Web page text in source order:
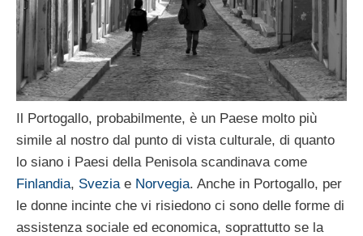
Il Portogallo, probabilmente, è un Paese molto più
simile al nostro dal punto di vista culturale, di quanto
lo siano i Paesi della Penisola scandinava come
Finlandia, Svezia e Norvegia. Anche in Portogallo, per
le donne incinte che vi risiedono ci sono delle forme di
assistenza sociale ed economica, soprattutto se la